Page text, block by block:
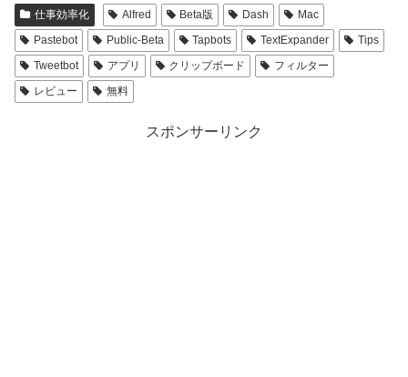
仕事効率化 Alfred Beta版 Dash
Mac
Pastebot
Public-Beta Tapbots TextExpander
Tips
Tweetbot
アプリ クリップボード
フィルター
レビュー
無料
スポンサーリンク